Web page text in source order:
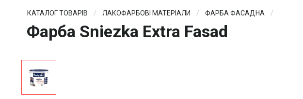
КАТАЛОГ ТОВАРІВ ЛАКОФАРБОВІ МАТЕРІАЛИ ФАРБА ФАСАДНА
Фарба Sniezka Extra Fasad